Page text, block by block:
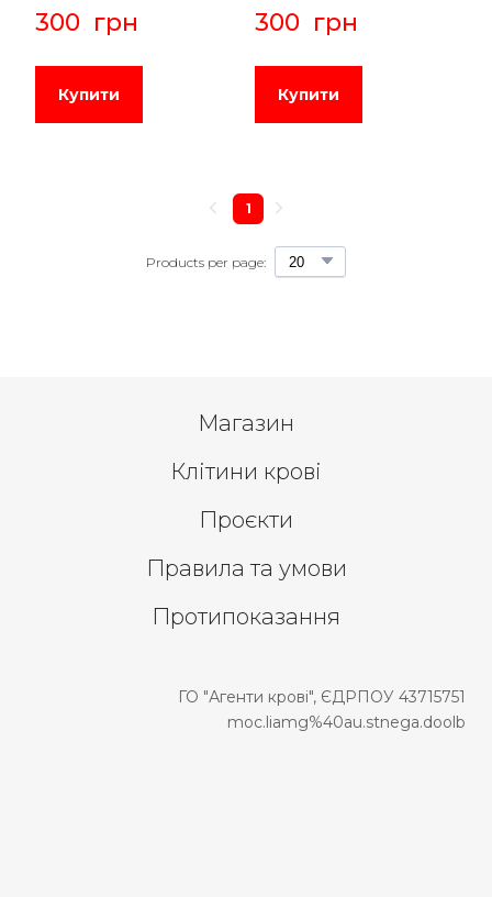
300  грн
Купити
300  грн
Купити
Products per page:
1
Магазин
Клітини крові
Проєкти
Правила та умови
Протипоказання
ГО "Агенти крові", ЄДРПОУ 43715751
moc.liamg%40au.stnega.doolb